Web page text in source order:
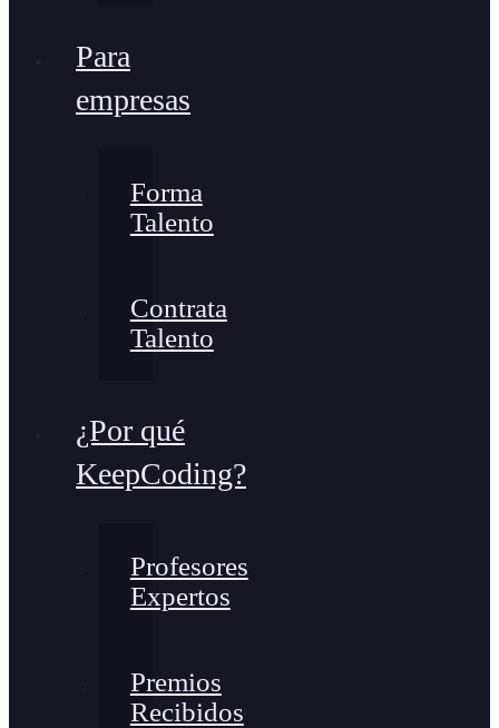
Para
empresas
Forma
Talento
Contrata
Talento
¿Por qué
KeepCoding?
Profesores
Expertos
Premios
Recibidos